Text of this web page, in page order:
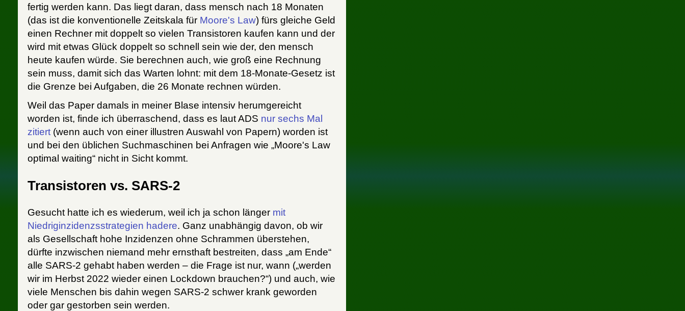
fertig werden kann. Das liegt daran, dass mensch nach 18 Monaten
(das ist die konventionelle Zeitskala für Moore's Law) fürs gleiche Geld
einen Rechner mit doppelt so vielen Transistoren kaufen kann und der
wird mit etwas Glück doppelt so schnell sein wie der, den mensch
heute kaufen würde. Sie berechnen auch, wie groß eine Rechnung
sein muss, damit sich das Warten lohnt: mit dem 18-Monate-Gesetz ist
die Grenze bei Aufgaben, die 26 Monate rechnen würden.
Weil das Paper damals in meiner Blase intensiv herumgereicht
worden ist, finde ich überraschend, dass es laut ADS nur sechs Mal
zitiert (wenn auch von einer illustren Auswahl von Papern) worden ist
und bei den üblichen Suchmaschinen bei Anfragen wie „Moore's Law
optimal waiting“ nicht in Sicht kommt.
Transistoren vs. SARS-2
Gesucht hatte ich es wiederum, weil ich ja schon länger mit
Niedriginzidenzsstrategien hadere. Ganz unabhängig davon, ob wir
als Gesellschaft hohe Inzidenzen ohne Schrammen überstehen,
dürfte inzwischen niemand mehr ernsthaft bestreiten, dass „am Ende“
alle SARS-2 gehabt haben werden – die Frage ist nur, wann („werden
wir im Herbst 2022 wieder einen Lockdown brauchen?“) und auch, wie
viele Menschen bis dahin wegen SARS-2 schwer krank geworden
oder gar gestorben sein werden.